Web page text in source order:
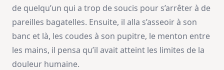
de quelqu’un qui a trop de soucis pour s’arrêter à de
pareilles bagatelles. Ensuite, il alla s’asseoir à son
banc et là, les coudes à son pupitre, le menton entre
les mains, il pensa qu’il avait atteint les limites de la
douleur humaine.